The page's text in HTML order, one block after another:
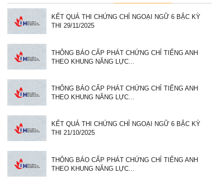
KẾT QUẢ THI CHỨNG CHỈ NGOẠI NGỮ 6 BẬC KỲ
THI 29/11/2025
THÔNG BÁO CẤP PHÁT CHỨNG CHỈ TIẾNG ANH
THEO KHUNG NĂNG LỰC...
THÔNG BÁO CẤP PHÁT CHỨNG CHỈ TIẾNG ANH
THEO KHUNG NĂNG LỰC...
KẾT QUẢ THI CHỨNG CHỈ NGOẠI NGỮ 6 BẬC KỲ
THI 21/10/2025
THÔNG BÁO CẤP PHÁT CHỨNG CHỈ TIẾNG ANH
THEO KHUNG NĂNG LỰC...